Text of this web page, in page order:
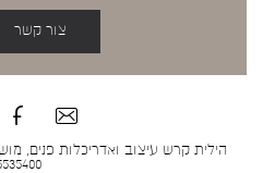
צור קשר